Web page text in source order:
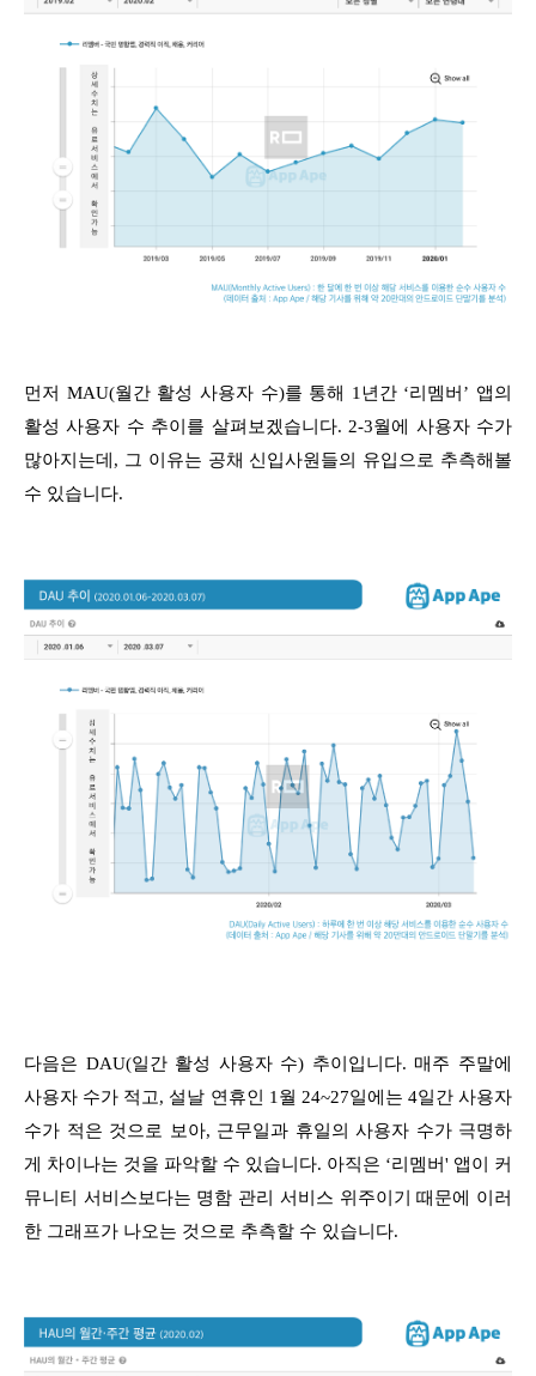
먼저 MAU(월간 활성 사용자 수)를 통해 1년간 ‘리멤버’ 앱의
활성 사용자 수 추이를 살펴보겠습니다. 2-3월에 사용자 수가
많아지는데, 그 이유는 공채 신입사원들의 유입으로 추측해볼
수 있습니다.
다음은 DAU(일간 활성 사용자 수) 추이입니다. 매주 주말에
사용자 수가 적고, 설날 연휴인 1월 24~27일에는 4일간 사용자
수가 적은 것으로 보아, 근무일과 휴일의 사용자 수가 극명하
게 차이나는 것을 파악할 수 있습니다. 아직은 ‘리멤버' 앱이 커
뮤니티 서비스보다는 명함 관리 서비스 위주이기 때문에 이러
한 그래프가 나오는 것으로 추측할 수 있습니다.